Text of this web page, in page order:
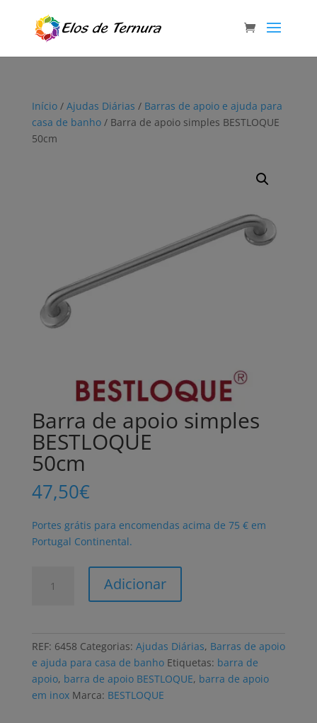
Início/ Ajudas Diárias / Barras de apoio e ajuda para
casa de banho/ Barra de apoio simples BESTLOQUE
50cm
Barra de apoio simples
BESTLOQUE
50cm
47,50€
Portes grátis para encomendas acima de 75 € em
Portugal Continental.
simples
BESTLOQUE
50cm
Adicionar
REF: 6458 Categorias: Ajudas Diárias, Barras de apoio
e ajuda para casa de banho Etiquetas: barra de
apoio, barra de apoio BESTLOQUE, barra de apoio
em inox Marca: BESTLOQUE